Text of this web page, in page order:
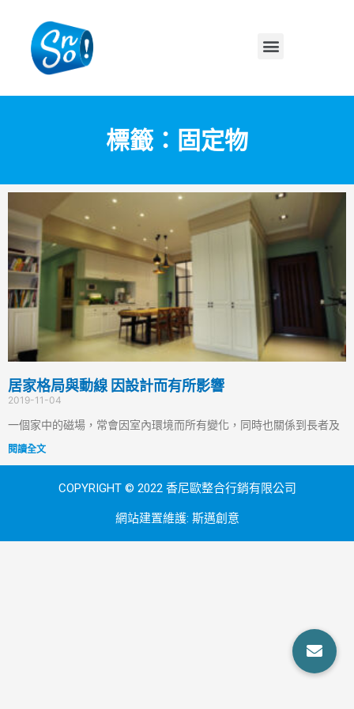
標籤：固定物
居家格局與動線 因設計而有所影響
2019-11-04
一個家中的磁場，常會因室內環境而所有變化，同時也關係到長者及
閱讀全文
COPYRIGHT © 2022 香尼歐整合行銷有限公司
網站建置維護: 斯邁創意